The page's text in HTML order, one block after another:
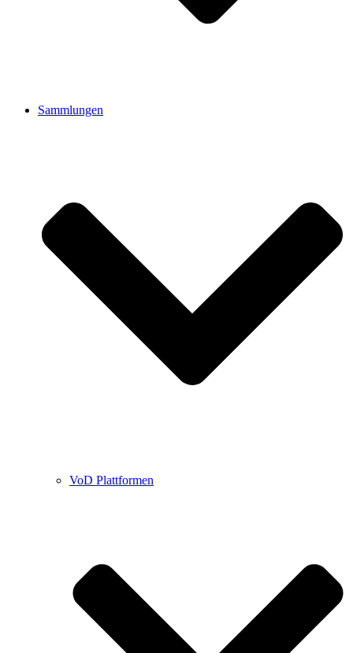
Sammlungen
VoD Plattformen